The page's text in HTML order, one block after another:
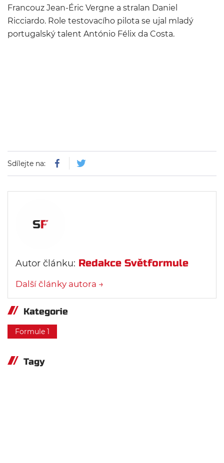
Francouz Jean-Éric Vergne a stralan Daniel
Ricciardo. Role testovacího pilota se ujal mladý
portugalský talent António Félix da Costa.
Sdílejte na:
Autor článku: Redakce Světformule
Další články autora →
Kategorie
Formule 1
Tagy